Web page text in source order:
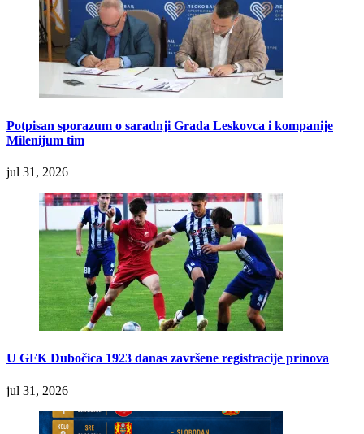
Potpisan sporazum o saradnji Grada Leskovca i kompanije
Milenijum tim
jul 31, 2026
U GFK Dubočica 1923 danas završene registracije prinova
jul 31, 2026